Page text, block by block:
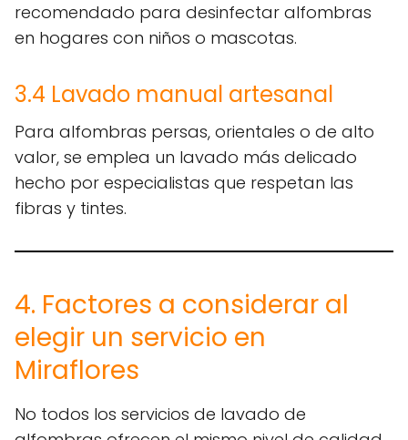
recomendado para desinfectar alfombras
en hogares con niños o mascotas.
3.4 Lavado manual artesanal
Para alfombras persas, orientales o de alto
valor, se emplea un lavado más delicado
hecho por especialistas que respetan las
fibras y tintes.
4. Factores a considerar al
elegir un servicio en
Miraflores
No todos los servicios de lavado de